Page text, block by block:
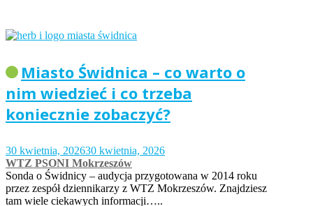
Miasto Świdnica – co warto o
nim wiedzieć i co trzeba
koniecznie zobaczyć?
30 kwietnia, 202630 kwietnia, 2026
WTZ PSONI Mokrzeszów
Sonda o Świdnicy – audycja przygotowana w 2014 roku
przez zespół dziennikarzy z WTZ Mokrzeszów. Znajdziesz
tam wiele ciekawych informacji…..